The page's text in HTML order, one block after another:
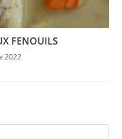
FENOUILS
2022